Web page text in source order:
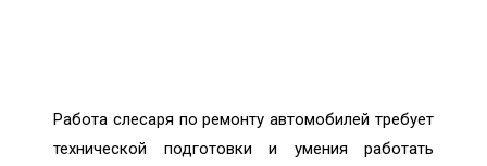
Работа слесаря по ремонту автомобилей требует
технической подготовки и умения работать